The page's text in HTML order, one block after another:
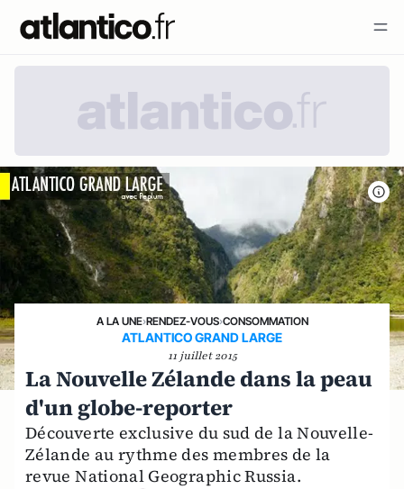
A LA UNE›RENDEZ-VOUS›CONSOMMATION
ATLANTICO GRAND LARGE
11 juillet 2015
La Nouvelle Zélande dans la peau
d'un globe-reporter
Découverte exclusive du sud de la Nouvelle-
Zélande au rythme des membres de la
revue National Geographic Russia.